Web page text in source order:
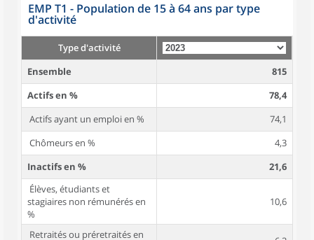
EMP T1 - Population de 15 à 64 ans par type
d'activité
Type d'activité
Ensemble
815
Actifs en %
78,4
Actifs ayant un emploi en %
74,1
Chômeurs en %
4,3
Inactifs en %
21,6
Élèves, étudiants et
stagiaires non rémunérés en
%
10,6
Retraités ou préretraités en